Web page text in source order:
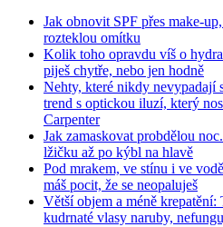
Jak obnovit SPF přes make-
rozteklou omítku
Kolik toho opravdu víš o
piješ chytře, nebo jen hodně
Nehty, které nikdy nevypadají
trend s optickou iluzí, který
Carpenter
Jak zamaskovat probdělou
lžičku až po kýbl na hlavě
Pod mrakem, ve stínu i ve
máš pocit, že se neopaluješ
Větší objem a méně
kudrnaté vlasy naruby,